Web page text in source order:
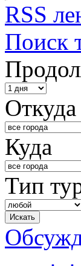
RSS
Поиск
Откуда
Куда
Тип